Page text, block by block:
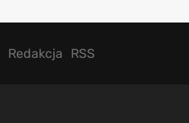
Redakcja RSS